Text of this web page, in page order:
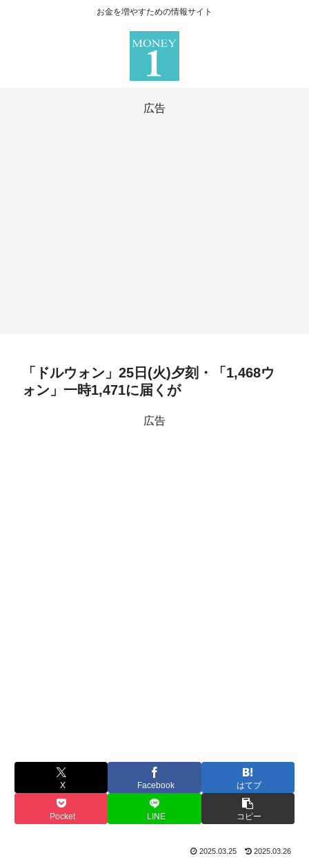
お金を増やすための情報サイト
広告
「ドルウォン」25日(火)夕刻・「1,468ウ
ォン」一時1,471に届くが
広告
X Facebook はてブ
Pocket LINE コピー
2025.03.25 2025.03.26